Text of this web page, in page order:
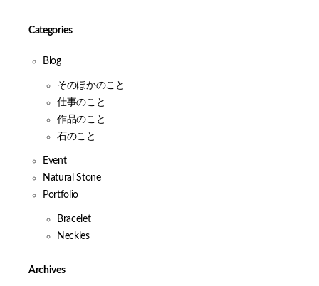
Categories
Blog
そのほかのこと
仕事のこと
作品のこと
石のこと
Event
Natural Stone
Portfolio
Bracelet
Neckles
Archives